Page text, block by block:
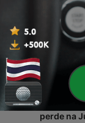
2215 - Filho de
04 ส.ค. 2026
2214 -
perde na